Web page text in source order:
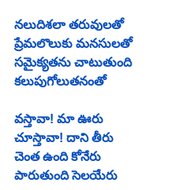
నలుదిశలా తరువులతో
ప్రేమలొలుకు మనసులతో
సమైక్యతను చాటుతుంది
కలుపుగోలుతనంతో
వస్తావా! మా ఊరు
చూస్తావా! దాని తీరు
చెంత ఉంది కోనేరు
పారుతుంది సెలయేరు